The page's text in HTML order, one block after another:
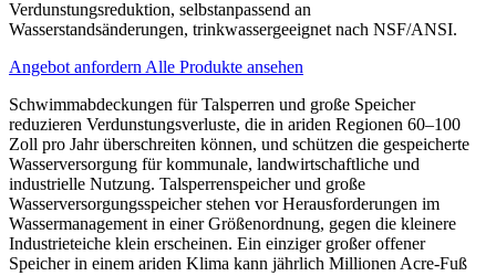
Verdunstungsreduktion, selbstanpassend an
Wasserstandsänderungen, trinkwassergeeignet nach NSF/ANSI.
Angebot anfordern Alle Produkte ansehen
Schwimmabdeckungen für Talsperren und große Speicher
reduzieren Verdunstungsverluste, die in ariden Regionen 60–100
Zoll pro Jahr überschreiten können, und schützen die gespeicherte
Wasserversorgung für kommunale, landwirtschaftliche und
industrielle Nutzung. Talsperrenspeicher und große
Wasserversorgungsspeicher stehen vor Herausforderungen im
Wassermanagement in einer Größenordnung, gegen die kleinere
Industrieteiche klein erscheinen. Ein einziger großer offener
Speicher in einem ariden Klima kann jährlich Millionen Acre-Fuß